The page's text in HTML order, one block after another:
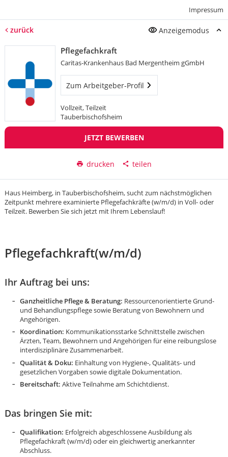
Impressum
zurück Anzeigemodus
Pflegefachkraft
Caritas-Krankenhaus Bad Mergentheim gGmbH
Zum Arbeitgeber-Profil
Vollzeit, Teilzeit
Tauberbischofsheim
JETZT BEWERBEN
drucken teilen
Haus Heimberg, in Tauberbischofsheim, sucht zum nächstmöglichen
Zeitpunkt mehrere examinierte Pflegefachkräfte (w/m/d) in Voll- oder
Teilzeit. Bewerben Sie sich jetzt mit Ihrem Lebenslauf!
Pflegefachkraft(w/m/d)
Ihr Auftrag bei uns:
Ganzheitliche Pflege & Beratung: Ressourcenorientierte Grund-
und Behandlungspflege sowie Beratung von Bewohnern und
Angehörigen.
Koordination: Kommunikationsstarke Schnittstelle zwischen
Ärzten, Team, Bewohnern und Angehörigen für eine reibungslose
interdisziplinäre Zusammenarbeit.
Qualität & Doku: Einhaltung von Hygiene-, Qualitäts- und
gesetzlichen Vorgaben sowie digitale Dokumentation.
Bereitschaft: Aktive Teilnahme am Schichtdienst.
Das bringen Sie mit:
Qualifikation: Erfolgreich abgeschlossene Ausbildung als
Pflegefachkraft (w/m/d) oder ein gleichwertig anerkannter
Abschluss.
Karte anzeigen